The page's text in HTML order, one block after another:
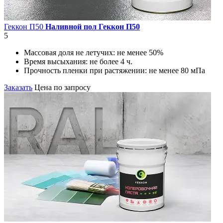
Геккон П50 Наливной пол Геккон П50
5
Массовая доля не летучих: не менее 50%
Время высыхания: не более 4 ч.
Прочность пленки при растяжении: не менее 80 мПа
Заказать Цена по запросу